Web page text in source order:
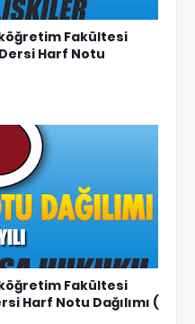
Fakültesi
Harf Notu
Fakültesi
Harf Notu Dağılımı (